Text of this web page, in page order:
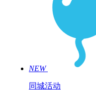
NEW
同城活动